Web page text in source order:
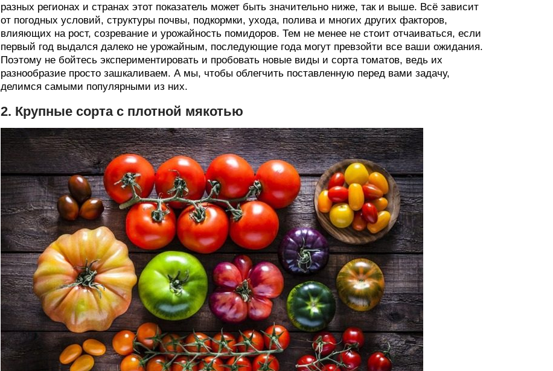
разных регионах и странах этот показатель может быть значительно ниже, так и выше. Всё зависит
от погодных условий, структуры почвы, подкормки, ухода, полива и многих других факторов,
влияющих на рост, созревание и урожайность помидоров. Тем не менее не стоит отчаиваться, если
первый год выдался далеко не урожайным, последующие года могут превзойти все ваши ожидания.
Поэтому не бойтесь экспериментировать и пробовать новые виды и сорта томатов, ведь их
разнообразие просто зашкаливаем. А мы, чтобы облегчить поставленную перед вами задачу,
делимся самыми популярными из них.
2. Крупные сорта с плотной мякотью